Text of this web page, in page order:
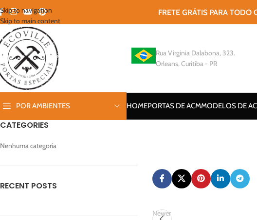
Skip to navigation
Skip to main content
FRETE GRÁTIS PARA TODO
Rua Virginia Dalabona, 323.
Orleans, Curitiba - PR
POR AMBIENTES HOMEPORTAS DE ACMMODELOS DE
CATEGORIES
Nenhuma categoria
RECENT POSTS
Newer